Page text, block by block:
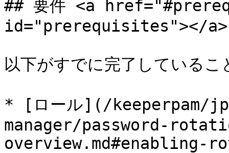
## 要件 <a
id="prerequisites"></a>
以下がすでに完了している
* [ロール](/keeperpam/
manager/password-
overview.md#enabling-